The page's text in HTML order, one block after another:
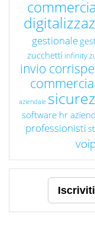
gestionale
zucchetti infinity
invio
aziendale
software hr
professionisti